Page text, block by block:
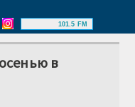
101.5 FM
в